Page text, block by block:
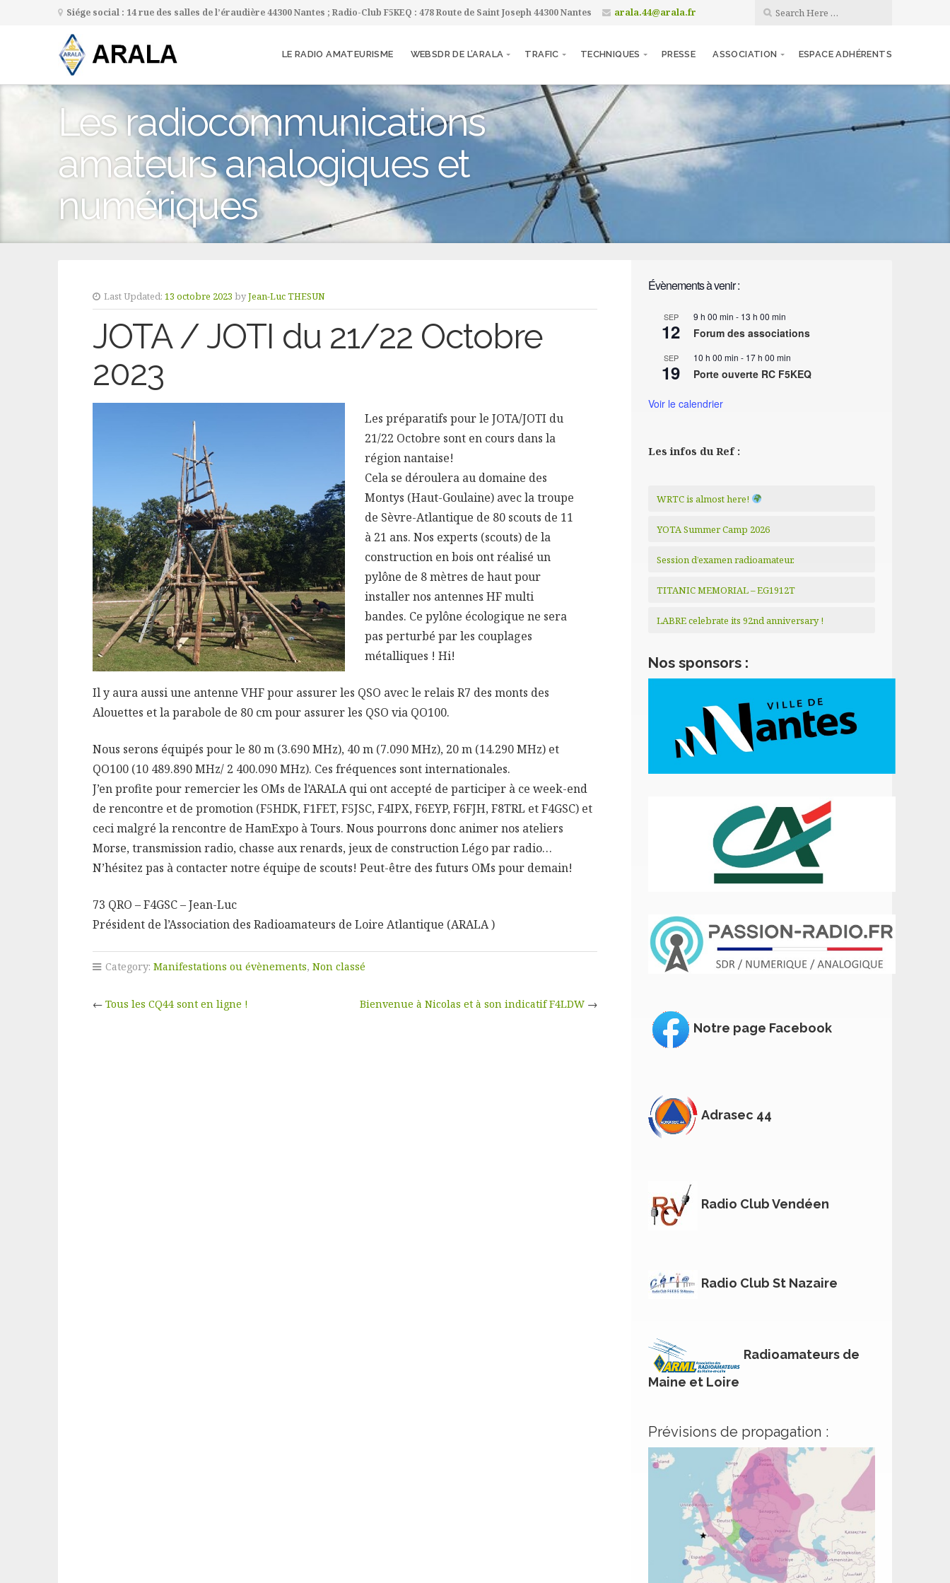
Siége social : 14 rue des salles de l’éraudière 44300 Nantes ; Radio-Club F5KEQ : 478 Route de Saint Joseph 44300 Nantes arala.44@arala.fr
LE RADIO AMATEURISME WEBSDR DE L’ARALA TRAFIC TECHNIQUES PRESSE ASSOCIATION ESPACE ADHÉRENTS
Les radiocommunications
amateurs analogiques et
numériques
Last Updated: 13 octobre 2023 byJean-Luc THESUN
JOTA / JOTI du 21/22 Octobre
2023
Les préparatifs pour le JOTA/JOTI du
21/22 Octobre sont en cours dans la
région nantaise!
Cela se déroulera au domaine des
Montys (Haut-Goulaine) avec la troupe
de Sèvre-Atlantique de 80 scouts de 11
à 21 ans. Nos experts (scouts) de la
construction en bois ont réalisé un
pylône de 8 mètres de haut pour
installer nos antennes HF multi
bandes. Ce pylône écologique ne sera
pas perturbé par les couplages
métalliques ! Hi!
Il y aura aussi une antenne VHF pour assurer les QSO avec le relais R7 des monts des
Alouettes et la parabole de 80 cm pour assurer les QSO via QO100.
Nous serons équipés pour le 80 m (3.690 MHz), 40 m (7.090 MHz), 20 m (14.290 MHz) et
QO100 (10 489.890 MHz/ 2 400.090 MHz). Ces fréquences sont internationales.
J’en profite pour remercier les OMs de l’ARALA qui ont accepté de participer à ce week-end
de rencontre et de promotion (F5HDK, F1FET, F5JSC, F4IPX, F6EYP, F6FJH, F8TRL et F4GSC) et
ceci malgré la rencontre de HamExpo à Tours. Nous pourrons donc animer nos ateliers
Morse, transmission radio, chasse aux renards, jeux de construction Légo par radio…
N’hésitez pas à contacter notre équipe de scouts! Peut-être des futurs OMs pour demain!
73 QRO – F4GSC – Jean-Luc
Président de l’Association des Radioamateurs de Loire Atlantique (ARALA )
Category: Manifestations ou évènements, Non classé
← Tous les CQ44 sont en ligne ! Bienvenue à Nicolas et à son indicatif F4LDW→
Évènements à venir :
SEP
12
9 h 00 min - 13 h 00 min
Forum des associations
SEP
19
10 h 00 min - 17 h 00 min
Porte ouverte RC F5KEQ
Voir le calendrier
Les infos du Ref :
WRTC is almost here!
YOTA Summer Camp 2026
Session d’examen radioamateur.
TITANIC MEMORIAL – EG1912T
LABRE celebrate its 92nd anniversary !
Nos sponsors :
Notre page Facebook
Adrasec 44
Radio Club Vendéen
Radio Club St Nazaire
Radioamateurs de
Maine et Loire
Prévisions de propagation :